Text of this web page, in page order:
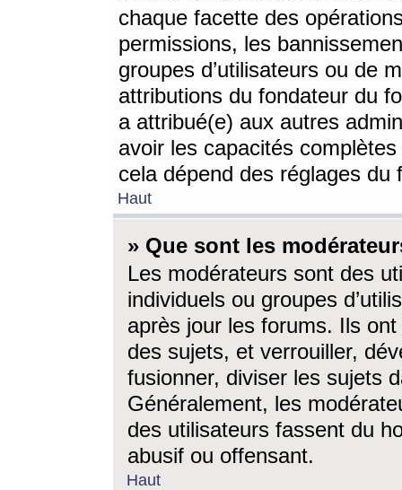
chaque facette des
permissions, les
groupes d’utilisateurs ou de
attributions du fondateur du
a attribué(e) aux autres
avoir les capacités
cela dépend des réglages du
Haut
» Que sont les
Les modérateurs sont des
individuels ou groupes
après jour les forums. Ils ont
des sujets, et verrouiller,
fusionner, diviser les sujets
Généralement, les
des utilisateurs fassent du
abusif ou offensant.
Haut